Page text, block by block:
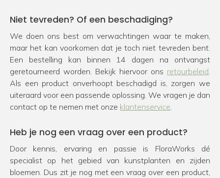
Niet tevreden? Of een beschadiging?
We doen ons best om verwachtingen waar te maken,
maar het kan voorkomen dat je toch niet tevreden bent.
Een bestelling kan binnen 14 dagen na ontvangst
geretourneerd worden. Bekijk hiervoor ons retourbeleid.
Als een product onverhoopt beschadigd is, zorgen we
uiteraard voor een passende oplossing. We vragen je dan
contact op te nemen met onze klantenservice.
Heb je nog een vraag over een product?
Door kennis, ervaring en passie is FloraWorks dé
specialist op het gebied van kunstplanten en zijden
bloemen. Dus zit je nog met een vraag over een product,